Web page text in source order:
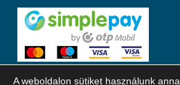
A weboldalon sütiket használunk